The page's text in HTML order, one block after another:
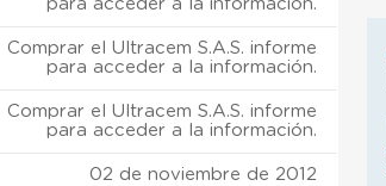
para acceder a la información.
Comprar el Ultracem S.A.S. informe
para acceder a la información.
Comprar el Ultracem S.A.S. informe
para acceder a la información.
02 de noviembre de 2012